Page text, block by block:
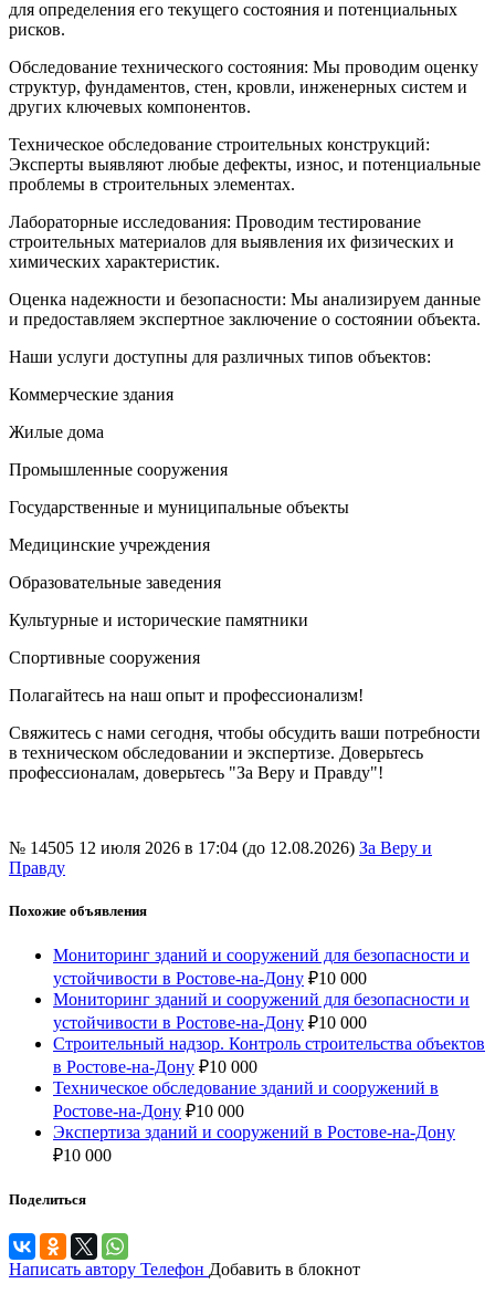
для определения его текущего состояния и потенциальных
рисков.
Обследование технического состояния: Мы проводим оценку
структур, фундаментов, стен, кровли, инженерных систем и
других ключевых компонентов.
Техническое обследование строительных конструкций:
Эксперты выявляют любые дефекты, износ, и потенциальные
проблемы в строительных элементах.
Лабораторные исследования: Проводим тестирование
строительных материалов для выявления их физических и
химических характеристик.
Оценка надежности и безопасности: Мы анализируем данные
и предоставляем экспертное заключение о состоянии объекта.
Наши услуги доступны для различных типов объектов:
Коммерческие здания
Жилые дома
Промышленные сооружения
Государственные и муниципальные объекты
Медицинские учреждения
Образовательные заведения
Культурные и исторические памятники
Спортивные сооружения
Полагайтесь на наш опыт и профессионализм!
Свяжитесь с нами сегодня, чтобы обсудить ваши потребности
в техническом обследовании и экспертизе. Доверьтесь
профессионалам, доверьтесь "За Веру и Правду"!
№ 14505 12 июля 2026 в 17:04 (до 12.08.2026) За Веру и
Правду
Похожие объявления
Мониторинг зданий и сооружений для безопасности и
устойчивости в Ростове-на-Дону ₽10 000
Мониторинг зданий и сооружений для безопасности и
устойчивости в Ростове-на-Дону ₽10 000
Строительный надзор. Контроль строительства объектов
в Ростове-на-Дону ₽10 000
Техническое обследование зданий и сооружений в
Ростове-на-Дону ₽10 000
Экспертиза зданий и сооружений в Ростове-на-Дону
₽10 000
Поделиться
Написать автору Телефон Добавить в блокнот